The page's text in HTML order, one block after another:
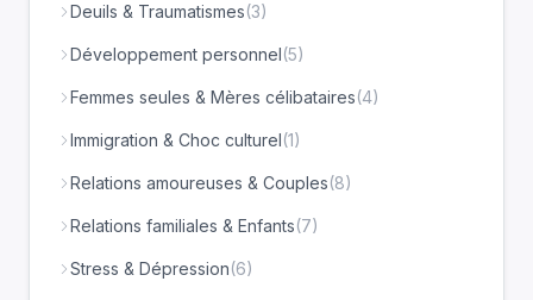
Deuils & Traumatismes(3)
Développement personnel(5)
Femmes seules & Mères célibataires(4)
Immigration & Choc culturel(1)
Relations amoureuses & Couples(8)
Relations familiales & Enfants(7)
Stress & Dépression(6)